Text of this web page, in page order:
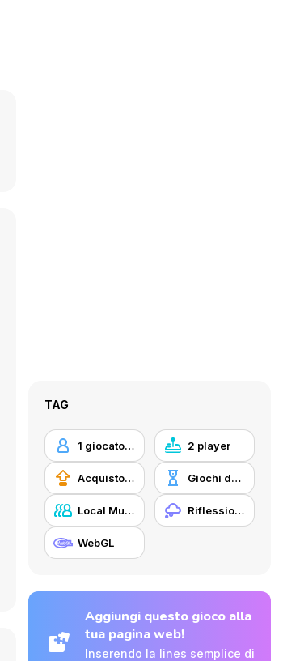
TAG
1 giocatore 2 player
Acquisto di potenziatori Giochi da tavolo
Local Multiplayer Riflessione
WebGL
Aggiungi questo gioco alla
tua pagina web!
Inserendo la lines semplice di